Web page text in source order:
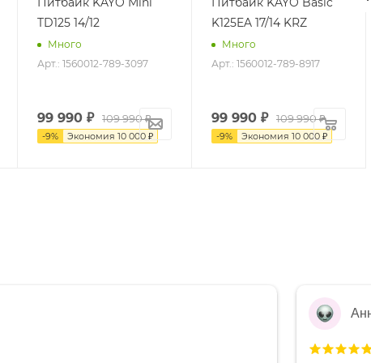
TD125 14/12
Много
Арт.: 1560012-789-3097
99 990 ₽ 109 990 ₽
-9% Экономия10 000 ₽
K125EA 17/14 KRZ
Много
Арт.: 1560012-789-8917
99 990 ₽ 109 990 ₽
-9% Экономия 10 000 ₽